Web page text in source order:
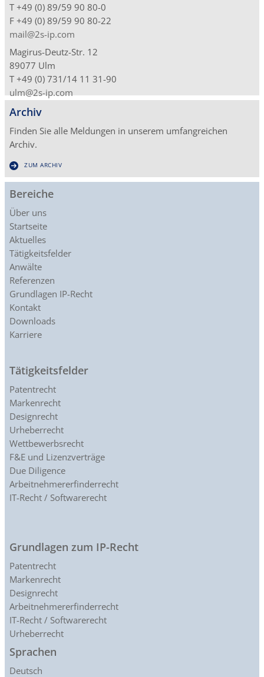
T +49 (0) 89/59 90 80-0
F +49 (0) 89/59 90 80-22
mail@2s-ip.com
Magirus-Deutz-Str. 12
89077 Ulm
T +49 (0) 731/14 11 31-90
ulm@2s-ip.com
Archiv
Finden Sie alle Meldungen in unserem umfangreichen
Archiv.
ZUM ARCHIV
Bereiche
Über uns
Startseite
Aktuelles
Tätigkeitsfelder
Anwälte
Referenzen
Grundlagen IP-Recht
Kontakt
Downloads
Karriere
Tätigkeitsfelder
Patentrecht
Markenrecht
Designrecht
Urheberrecht
Wettbewerbsrecht
F&E und Lizenzverträge
Due Diligence
Arbeitnehmererfinderrecht
IT-Recht / Softwarerecht
Grundlagen zum IP-Recht
Patentrecht
Markenrecht
Designrecht
Arbeitnehmererfinderrecht
IT-Recht / Softwarerecht
Urheberrecht
Sprachen
Deutsch